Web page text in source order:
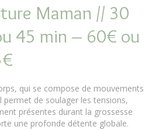
Maman // 30
45 min – 60€ ou
qui se compose de mouvements
permet de soulager les tensions,
présentes durant la grossesse
une profonde détente globale.